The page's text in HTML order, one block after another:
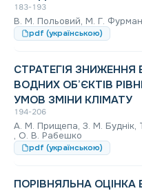
183-193
В. М. Польовий, М. Г.
pdf (українською)
СТРАТЕГІЯ ЗНИЖЕННЯ
ВОДНИХ ОБ’ЄКТІВ
УМОВ ЗМІНИ КЛІМАТУ
194-206
А. М. Прищепа, З. М. Буднік,
, О. В. Рабешко
pdf (українською)
ПОРІВНЯЛЬНА